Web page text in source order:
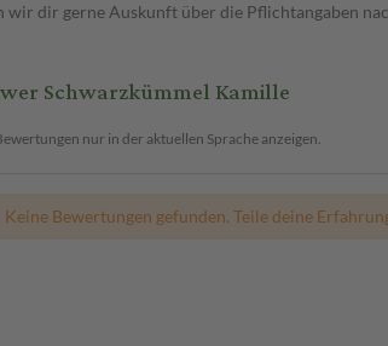
wir dir gerne Auskunft über die Pflichtangaben
Schwarzkümmel Kamille
nur in der aktuellen Sprache anzeigen.
Keine Bewertungen gefunden. Teile deine